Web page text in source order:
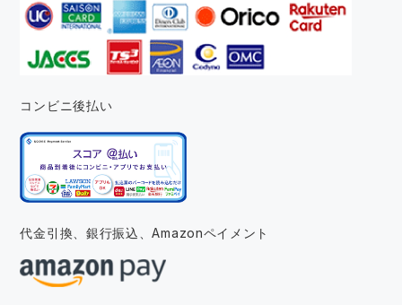
コンビニ後払い
代金引換、銀行振込、Amazonペイメント